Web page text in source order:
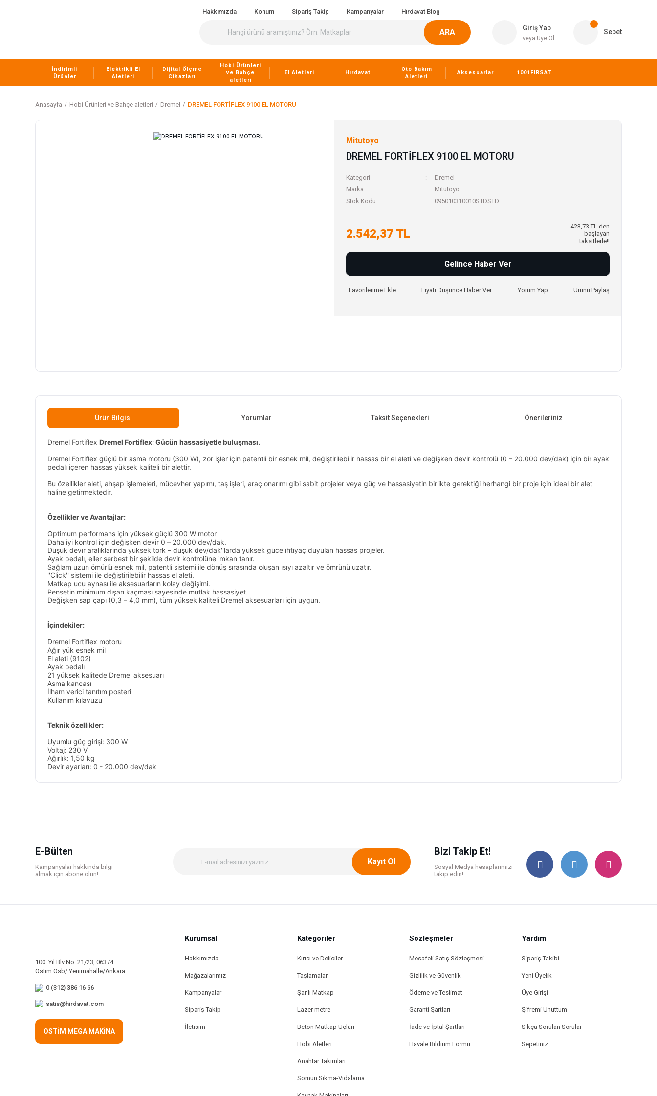
Hakkımızda Konum Sipariş Takip Kampanyalar Hırdavat Blog
ARA Giriş Yap
veya Üye Ol
Sepet
İndirimli
Ürünler
Elektrikli El
Aletleri
Dijital Ölçme
Cihazları
Hobi Ürünleri
ve Bahçe
aletleri
El Aletleri Hırdavat
Oto Bakım
Aletleri
Aksesuarlar 1001FIRSAT
Anasayfa Hobi Ürünleri ve Bahçe aletleri Dremel DREMEL FORTİFLEX 9100 EL MOTORU
Mitutoyo
DREMEL FORTİFLEX 9100 EL MOTORU
Kategori
Dremel
Marka
Mitutoyo
Stok Kodu
095010310010STDSTD
2.542,37 TL
423,73 TL den
başlayan
taksitlerle!!
Gelince Haber Ver
Fiyatı Düşünce Haber Ver Yorum Yap Ürünü Paylaş
Ürün Bilgisi Yorumlar Taksit Seçenekleri Önerileriniz
Dremel Fortiflex Dremel Fortiflex: Gücün hassasiyetle buluşması.
Dremel Fortiflex güçlü bir asma motoru (300 W), zor işler için patentli bir esnek mil, değiştirilebilir hassas bir el aleti ve değişken devir kontrolü (0 – 20.000 dev/dak) için bir ayak
pedalı içeren hassas yüksek kaliteli bir alettir.
Bu özellikler aleti, ahşap işlemeleri, mücevher yapımı, taş işleri, araç onarımı gibi sabit projeler veya güç ve hassasiyetin birlikte gerektiği herhangi bir proje için ideal bir alet
haline getirmektedir.
Özellikler ve Avantajlar:
Optimum performans için yüksek güçlü 300 W motor
Daha iyi kontrol için değişken devir 0 – 20.000 dev/dak.
Düşük devir aralıklarında yüksek tork – düşük dev/dak''larda yüksek güce ihtiyaç duyulan hassas projeler.
Ayak pedalı, eller serbest bir şekilde devir kontrolüne imkan tanır.
Sağlam uzun ömürlü esnek mil, patentli sistemi ile dönüş sırasında oluşan ısıyı azaltır ve ömrünü uzatır.
''Click'' sistemi ile değiştirilebilir hassas el aleti.
Matkap ucu aynası ile aksesuarların kolay değişimi.
Pensetin minimum dışarı kaçması sayesinde mutlak hassasiyet.
Değişken sap çapı (0,3 – 4,0 mm), tüm yüksek kaliteli Dremel aksesuarları için uygun.
İçindekiler:
Dremel Fortiflex motoru
Ağır yük esnek mil
El aleti (9102)
Ayak pedalı
21 yüksek kalitede Dremel aksesuarı
Asma kancası
İlham verici tanıtım posteri
Kullanım kılavuzu
Teknik özellikler:
Uyumlu güç girişi: 300 W
Voltaj: 230 V
Ağırlık: 1,50 kg
Devir ayarları: 0 - 20.000 dev/dak
Bu ürünün fiyat bilgisi, resim, ürün açıklamalarında ve diğer konularda yetersiz gördüğünüz noktaları öneri formunu kullanarak tarafımıza iletebilirsiniz.
Bu ürüne benzer farklı alternatifler olmalı.
Gönder
E-Bülten
Kampanyalar hakkında bilgi
almak için abone olun!
Kayıt Ol
Bizi Takip Et!
Sosyal Medya hesaplarımızı
takip edin!
100. Yıl Blv No: 21/23, 06374
Ostim Osb/ Yenimahalle/Ankara
0 (312) 386 16 66
satis@hirdavat.com
OSTİM MEGA MAKİNA
Kurumsal
Hakkımızda
Mağazalarımız
Kampanyalar
Sipariş Takip
İletişim
Kategoriler
Kırıcı ve Deliciler
Taşlamalar
Şarjlı Matkap
Lazer metre
Beton Matkap Uçları
Hobi Aletleri
Anahtar Takımları
Somun Sıkma-Vidalama
Sözleşmeler
Mesafeli Satış Sözleşmesi
Gizlilik ve Güvenlik
Ödeme ve Teslimat
Garanti Şartları
İade ve İptal Şartları
Havale Bildirim Formu
Yardım
Sipariş Takibi
Yeni Üyelik
Üye Girişi
Şifremi Unuttum
Sıkça Sorulan Sorular
Sepetiniz